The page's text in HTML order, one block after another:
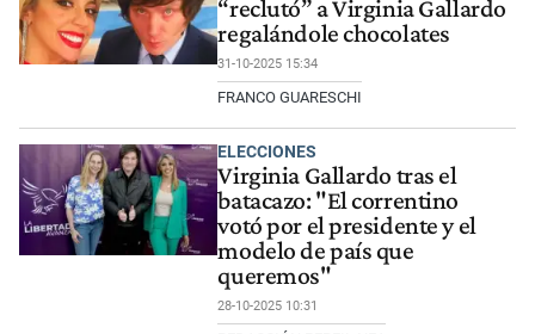
“reclutó” a Virginia Gallardo
regalándole chocolates
31-10-2025 15:34
FRANCO GUARESCHI
ELECCIONES
Virginia Gallardo tras el
batacazo: "El correntino
votó por el presidente y el
modelo de país que
queremos"
28-10-2025 10:31